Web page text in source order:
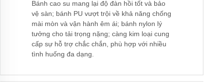
Bánh cao su mang lại độ đàn hồi tốt và bảo
vệ sàn; bánh PU vượt trội về khả năng chống
mài mòn và vận hành êm ái; bánh nylon lý
tưởng cho tải trọng nặng; càng kim loại cung
cấp sự hỗ trợ chắc chắn, phù hợp với nhiều
tình huống đa dạng.